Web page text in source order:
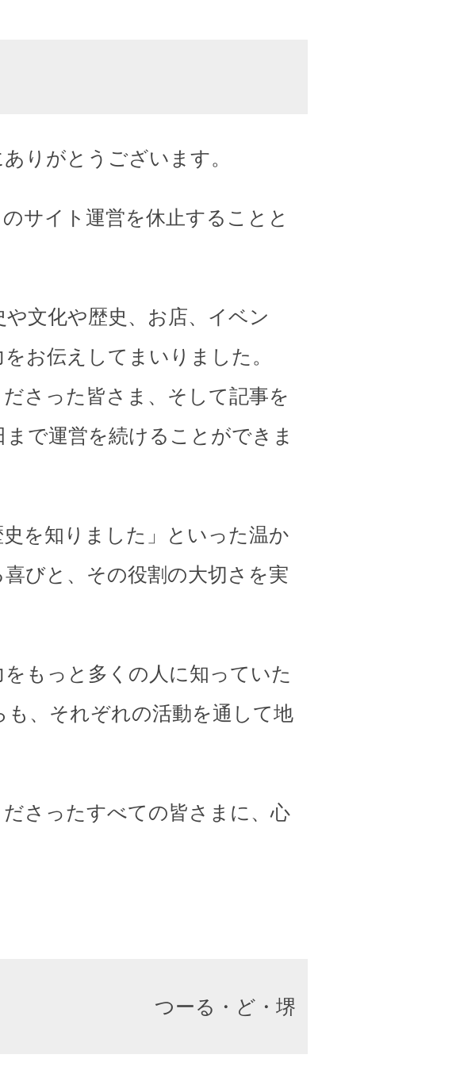
りがとうございます。
サイト運営を休止することと
文化や歴史、お店、イベン
お伝えしてまいりました。
さった皆さま、そして記事を
で運営を続けることができま
を知りました」といった温か
びと、その役割の大切さを実
もっと多くの人に知っていた
、それぞれの活動を通して地
さったすべての皆さまに、心
つーる・ど・堺